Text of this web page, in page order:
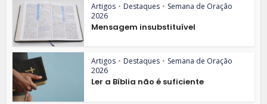
Artigos • Destaques • Semana de Oração
2026
Mensagem insubstituível
Artigos • Destaques • Semana de Oração
2026
Ler a Bíblia não é suficiente